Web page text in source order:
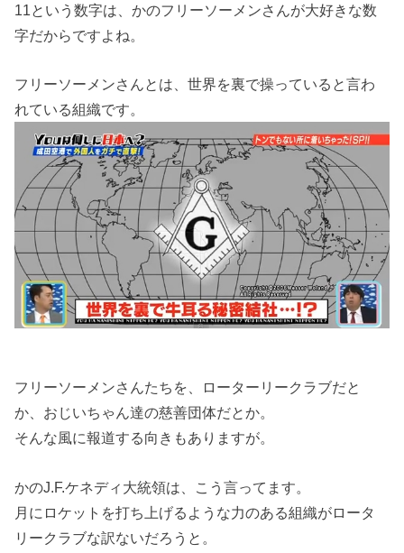
11という数字は、かのフリーソーメンさんが大好きな数
字だからですよね。
フリーソーメンさんとは、世界を裏で操っていると言わ
れている組織です。
フリーソーメンさんたちを、ローターリークラブだと
か、おじいちゃん達の慈善団体だとか。
そんな風に報道する向きもありますが。
かのJ.F.ケネディ大統領は、こう言ってます。
月にロケットを打ち上げるような力のある組織がロータ
リークラブな訳ないだろうと。